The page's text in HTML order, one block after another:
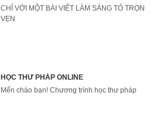
CHỈ VỚI MỘT BÀI VIẾT LÀM SÁNG TỎ TRỌN
VẸN
HỌC THƯ PHÁP ONLINE
Mến chào bạn! Chương trình học thư pháp